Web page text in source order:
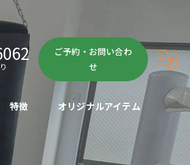
ご予約・お問い合わ
せ
特徴
ボクササイズ
オリジナルアイテム